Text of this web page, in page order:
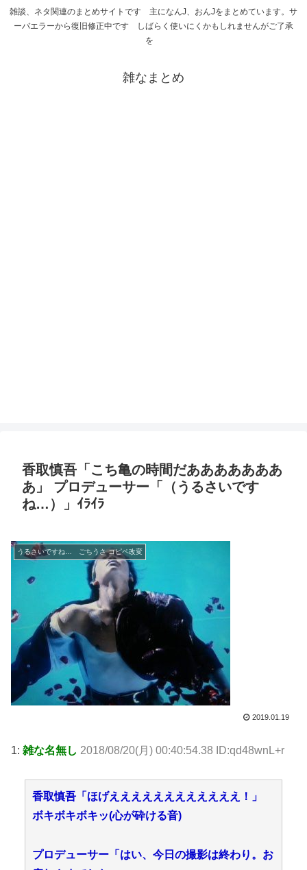
雑談、ネタ関連のまとめサイトです 主になんJ、おんJをまとめています。サ
ーバエラーから復旧修正中です しばらく使いにくかもしれませんがご了承
を
雑なまとめ
香取慎吾「こち亀の時間だあああああああ
あ」 プロデューサー「（うるさいです
ね…）」ｲﾗｲﾗ
うるさいですね… ごちうさ コピペ改変
2019.01.19
1: 雑な名無し 2018/08/20(月) 00:40:54.38 ID:qd48wnL+r
香取慎吾「ほげええええええええええええ！」
ボキボキボキッ(心が砕ける音)
プロデューサー「はい、今日の撮影は終わり。お